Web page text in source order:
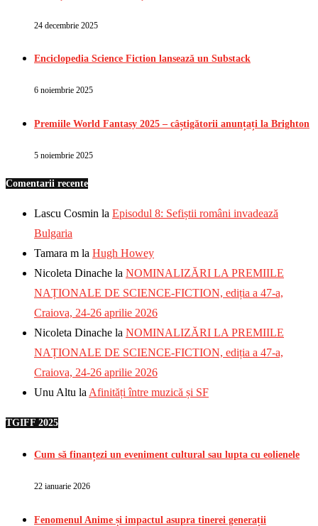
24 decembrie 2025
Enciclopedia Science Fiction lansează un Substack
6 noiembrie 2025
Premiile World Fantasy 2025 – câștigătorii anunțați la Brighton
5 noiembrie 2025
Comentarii recente
Lascu Cosmin la Episodul 8: Sefiștii români invadează
Bulgaria
Tamara m la Hugh Howey
Nicoleta Dinache la NOMINALIZĂRI LA PREMIILE
NAȚIONALE DE SCIENCE-FICTION, ediția a 47-a,
Craiova, 24-26 aprilie 2026
Nicoleta Dinache la NOMINALIZĂRI LA PREMIILE
NAȚIONALE DE SCIENCE-FICTION, ediția a 47-a,
Craiova, 24-26 aprilie 2026
Unu Altu la Afinități între muzică și SF
TGIFF 2025
Cum să finanțezi un eveniment cultural sau lupta cu eolienele
22 ianuarie 2026
Fenomenul Anime și impactul asupra tinerei generații